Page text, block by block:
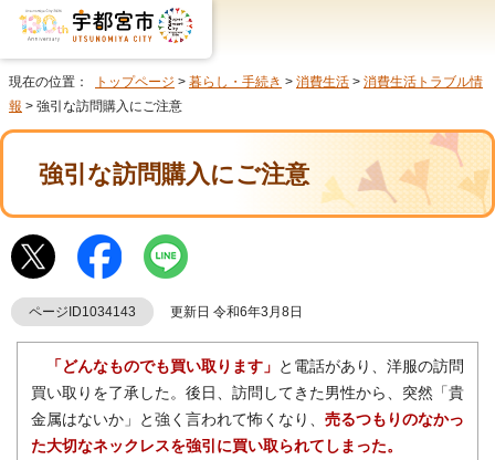
現在の位置： トップページ > 暮らし・手続き > 消費生活 > 消費生活トラブル情
報 > 強引な訪問購入にご注意
強引な訪問購入にご注意
ページID1034143 更新日 令和6年3月8日
「どんなものでも買い取ります」 と電話があり、洋服の訪問
買い取りを了承した。後日、訪問してきた男性から、突然「貴
金属はないか」と強く言われて怖くなり、 売るつもりのなかっ
た大切なネックレスを強引に買い取られてしまった。